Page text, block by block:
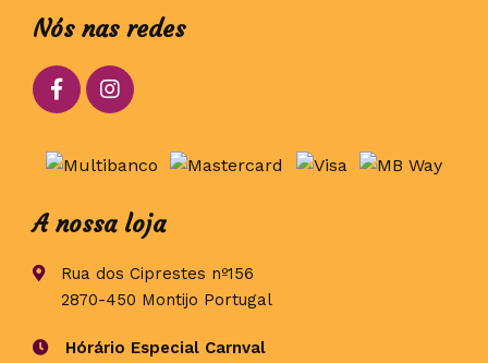
Nós nas redes
A nossa loja
Rua dos Ciprestes nº156
2870-450 Montijo Portugal
Hórário Especial Carnval